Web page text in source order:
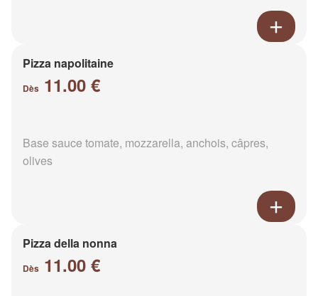
Pizza napolitaine
Dès 11.00 €
Base sauce tomate, mozzarella, anchois, câpres,
olives
Pizza della nonna
Dès 11.00 €